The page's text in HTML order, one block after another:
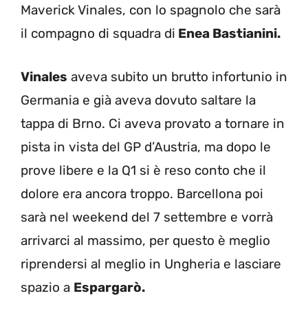
Maverick Vinales, con lo spagnolo che sarà
il compagno di squadra di Enea Bastianini.
Vinales aveva subito un brutto infortunio in
Germania e già aveva dovuto saltare la
tappa di Brno. Ci aveva provato a tornare in
pista in vista del GP d’Austria, ma dopo le
prove libere e la Q1 si è reso conto che il
dolore era ancora troppo. Barcellona poi
sarà nel weekend del 7 settembre e vorrà
arrivarci al massimo, per questo è meglio
riprendersi al meglio in Ungheria e lasciare
spazio a Espargarò.